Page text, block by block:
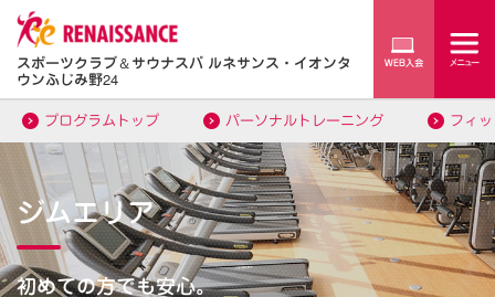
スポーツクラブ＆サウナスパ ルネサンス・イオンタ
ウンふじみ野24
プログラムトップ パーソナルトレーニング フィ
ジムエリア
初めての方でも安心。